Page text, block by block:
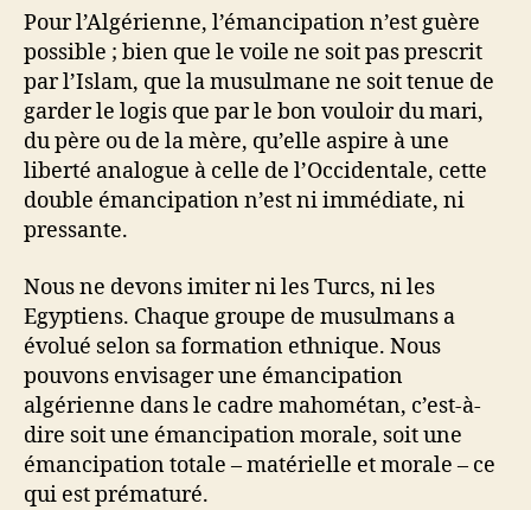
Pour l’Algérienne, l’émancipation n’est guère
possible ; bien que le voile ne soit pas prescrit
par l’Islam, que la musulmane ne soit tenue de
garder le logis que par le bon vouloir du mari,
du père ou de la mère, qu’elle aspire à une
liberté analogue à celle de l’Occidentale, cette
double émancipation n’est ni immédiate, ni
pressante.
Nous ne devons imiter ni les Turcs, ni les
Egyptiens. Chaque groupe de musulmans a
évolué selon sa formation ethnique. Nous
pouvons envisager une émancipation
algérienne dans le cadre mahométan, c’est-à-
dire soit une émancipation morale, soit une
émancipation totale – matérielle et morale – ce
qui est prématuré.